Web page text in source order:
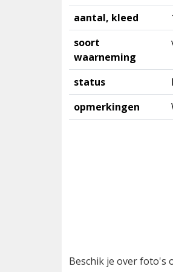
aantal, kleed
soort
waarneming
status
opmerkingen
Beschik je over foto's